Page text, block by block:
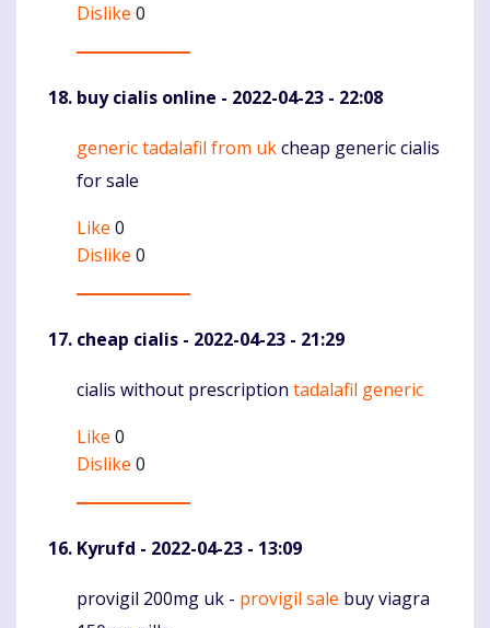
Dislike 0
buy cialis online - 2022-04-23 - 22:08
Komentaras
generic tadalafil from ukcheap generic cialis
for sale
Like 0
Dislike 0
cheap cialis - 2022-04-23 - 21:29
Komentaras
cialis without prescription tadalafil generic
Like 0
Dislike 0
Kyrufd - 2022-04-23 - 13:09
Komentaras
provigil 200mg uk - provigil sale buy viagra